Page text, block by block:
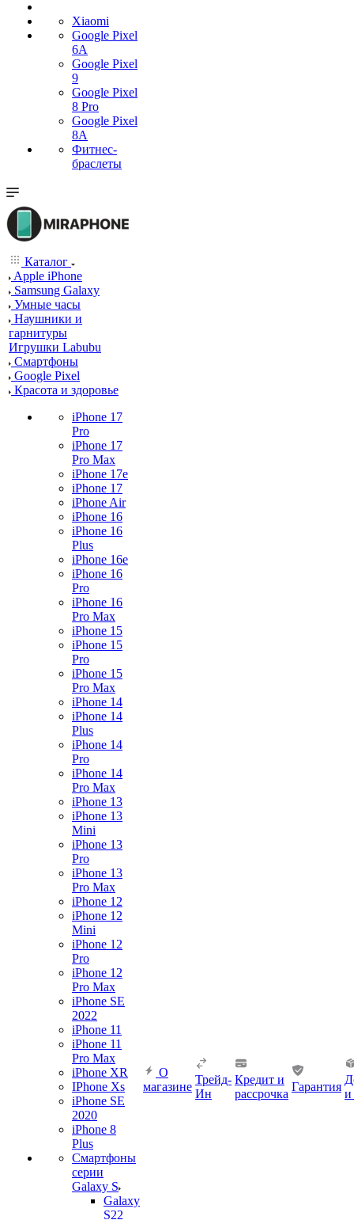
Xiaomi
Google Pixel
6A
Google Pixel
9
Google Pixel
8 Pro
Google Pixel
8A
Фитнес-
браслеты
Каталог
Apple iPhone
Samsung Galaxy
Умные часы
Наушники и
гарнитуры
Игрушки Labubu
Смартфоны
Google Pixel
Красота и здоровье
iPhone 17
Pro
iPhone 17
Pro Max
iPhone 17e
iPhone 17
iPhone Air
iPhone 16
iPhone 16
Plus
iPhone 16e
iPhone 16
Pro
iPhone 16
Pro Max
iPhone 15
iPhone 15
Pro
iPhone 15
Pro Max
iPhone 14
iPhone 14
Plus
iPhone 14
Pro
iPhone 14
Pro Max
iPhone 13
iPhone 13
Mini
iPhone 13
Pro
iPhone 13
Pro Max
iPhone 12
iPhone 12
Mini
iPhone 12
Pro
iPhone 12
Pro Max
iPhone SE
2022
iPhone 11
iPhone 11
Pro Max
iPhone XR
IPhone Xs
iPhone SE
2020
iPhone 8
Plus
Смартфоны
серии
Galaxy S
Galaxy
S22
О
магазине
Трейд-
Ин
Кредит и
рассрочка
Гарантия
и